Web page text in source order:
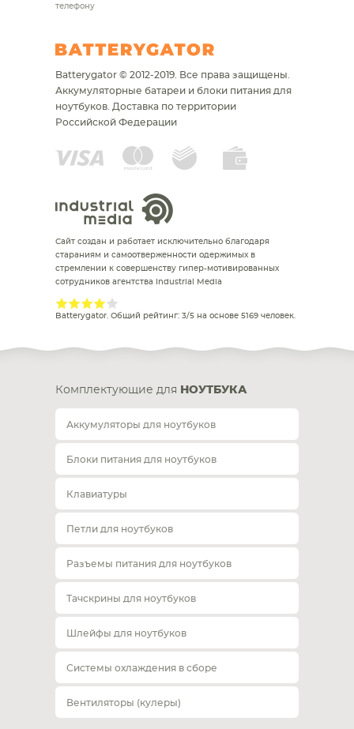
телефону
Batterygator © 2012-2019. Все права защищены.
Аккумуляторные батареи и блоки питания для
ноутбуков. Доставка по территории
Российской Федерации
Сайт создан и работает исключительно благодаря
стараниям и самоотверженности одержимых в
стремлении к совершенству гипер-мотивированных
сотрудников агентства Industrial Media
Batterygator. Общий рейтинг: 3/5 на основе 5169 человек.
Комплектующие для НОУТБУКА
Аккумуляторы для ноутбуков
Блоки питания для ноутбуков
Клавиатуры
Петли для ноутбуков
Разъемы питания для ноутбуков
Тачскрины для ноутбуков
Шлейфы для ноутбуков
Системы охлаждения в сборе
Вентиляторы (кулеры)